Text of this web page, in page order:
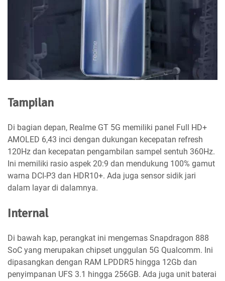
Tampilan
Di bagian depan, Realme GT 5G memiliki panel Full HD+
AMOLED 6,43 inci dengan dukungan kecepatan refresh
120Hz dan kecepatan pengambilan sampel sentuh 360Hz.
Ini memiliki rasio aspek 20:9 dan mendukung 100% gamut
warna DCI-P3 dan HDR10+. Ada juga sensor sidik jari
dalam layar di dalamnya.
Internal
Di bawah kap, perangkat ini mengemas Snapdragon 888
SoC yang merupakan chipset unggulan 5G Qualcomm. Ini
dipasangkan dengan RAM LPDDR5 hingga 12Gb dan
penyimpanan UFS 3.1 hingga 256GB. Ada juga unit baterai